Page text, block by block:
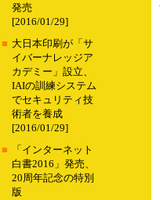
発売
[2016/01/29]
■ 大日本印刷が「サ
イバーナレッジア
カデミー」設立、
IAIの訓練システム
でセキュリティ技
術者を養成
[2016/01/29]
■
「インターネット
白書2016」発売、
20周年記念の特別
版